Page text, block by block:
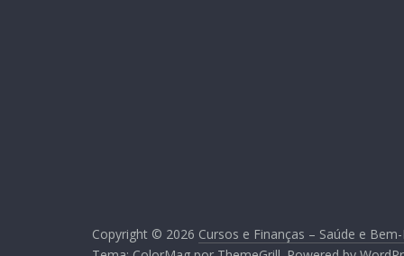
Copyright © 2026 Cursos e Finanças – Saúde e